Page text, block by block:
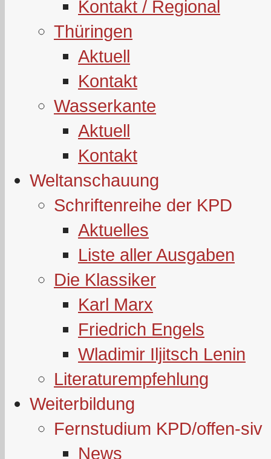
Kontakt / Regional
Thüringen
Aktuell
Kontakt
Wasserkante
Aktuell
Kontakt
Weltanschauung
Schriftenreihe der KPD
Aktuelles
Liste aller Ausgaben
Die Klassiker
Karl Marx
Friedrich Engels
Wladimir Iljitsch Lenin
Literaturempfehlung
Weiterbildung
Fernstudium KPD/offen-siv
News